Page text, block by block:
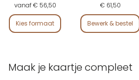
Maak je kaartje compleet
vanaf € 56,50
Kies formaat
€ 61,50
Bewerk & bestel